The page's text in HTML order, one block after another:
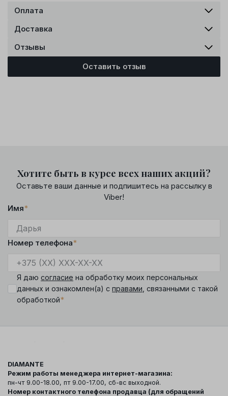
Оплата
Доставка
Отзывы
Оставить отзыв
Хотите быть в курсе всех наших акций?
Оставьте ваши данные и подпишитесь на рассылку в
Viber!
Имя*
Номер телефона*
Я даю согласие на обработку моих персональных
данных и ознакомлен(а) с правами , связанными с такой
обработкой*
DIAMANTE
Режим работы менеджера интернет-магазина:
пн-чт 9.00-18.00, пт 9.00-17.00, сб-вс выходной.
Номер контактного телефона продавца (для обращений